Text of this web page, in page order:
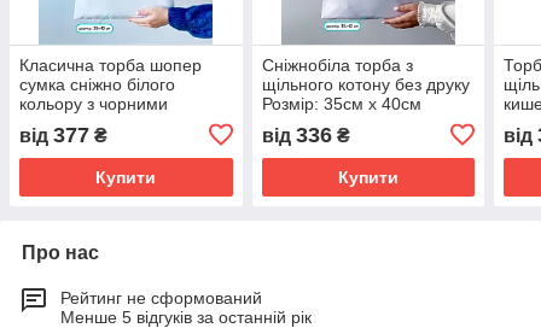
Класична торба шопер
сумка сніжно білого
кольору з чорними
ручками щільна котонова
без друку Розмір: 38cм х
40см
від 377 ₴
Купити
Сніжнобіла торба з
щільного котону без друку
Розмір: 35cм х 40см
від 336₴
Купити
від
Про нас
Рейтинг не сформований
Менше 5 відгуків за останній рік